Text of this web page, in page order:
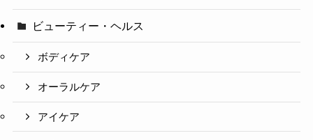
ビューティー・ヘルス
ボディケア
オーラルケア
アイケア